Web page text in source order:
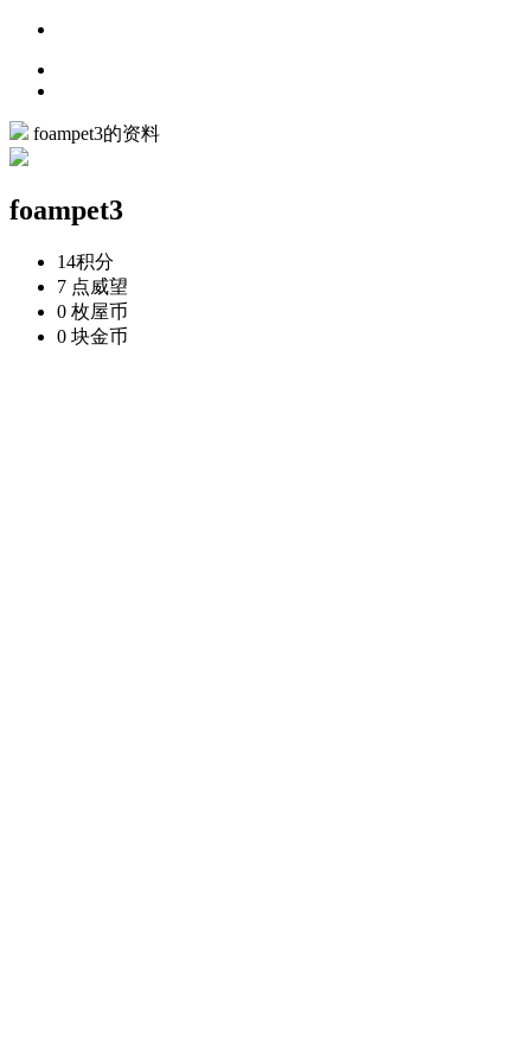
foampet3的资料
foampet3
14积分
7 点威望
0 枚屋币
0 块金币